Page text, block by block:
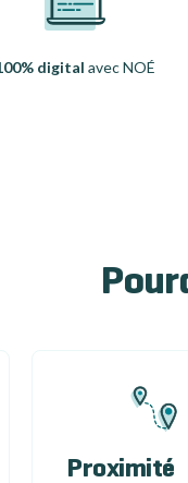
digital avec NOÉ
Proximité